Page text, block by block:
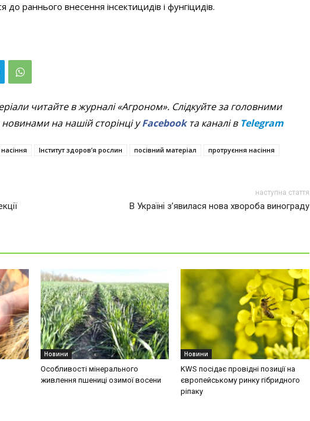
до раннього внесення інсектицидів і фунгіцидів.
читайте в журналі «Агроном». Слідкуйте за головними
на нашій сторінці уFacebookта каналі в Telegram
Інститут здоров’я рослин посівний матеріал
протруєння насіння
наступна стаття
В Україні з’явилася нова хвороба винограду
Новини
Особливості мінерального
живлення пшениці озимої восени
Новини
KWS посідає провідні позиції на
європейському ринку гібридного
ріпаку